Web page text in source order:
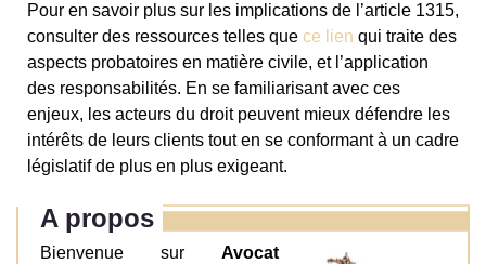
Pour en savoir plus sur les implications de l’article 1315,
consulter des ressources telles que ce lien qui traite des
aspects probatoires en matière civile, et l’application
des responsabilités. En se familiarisant avec ces
enjeux, les acteurs du droit peuvent mieux défendre les
intérêts de leurs clients tout en se conformant à un cadre
législatif de plus en plus exigeant.
A propos
Bienvenue sur Avocat